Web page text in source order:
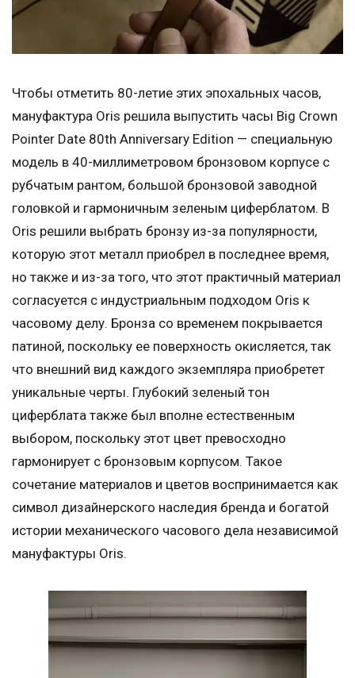
Чтобы отметить 80-летие этих эпохальных часов,
мануфактура Oris решила выпустить часы Big Crown
Pointer Date 80th Anniversary Edition — специальную
модель в 40-миллиметровом бронзовом корпусе с
рубчатым рантом, большой бронзовой заводной
головкой и гармоничным зеленым циферблатом. В
Oris решили выбрать бронзу из-за популярности,
которую этот металл приобрел в последнее время,
но также и из-за того, что этот практичный материал
согласуется с индустриальным подходом Oris к
часовому делу. Бронза со временем покрывается
патиной, поскольку ее поверхность окисляется, так
что внешний вид каждого экземпляра приобретет
уникальные черты. Глубокий зеленый тон
циферблата также был вполне естественным
выбором, поскольку этот цвет превосходно
гармонирует с бронзовым корпусом. Такое
сочетание материалов и цветов воспринимается как
символ дизайнерского наследия бренда и богатой
истории механического часового дела независимой
мануфактуры Oris.